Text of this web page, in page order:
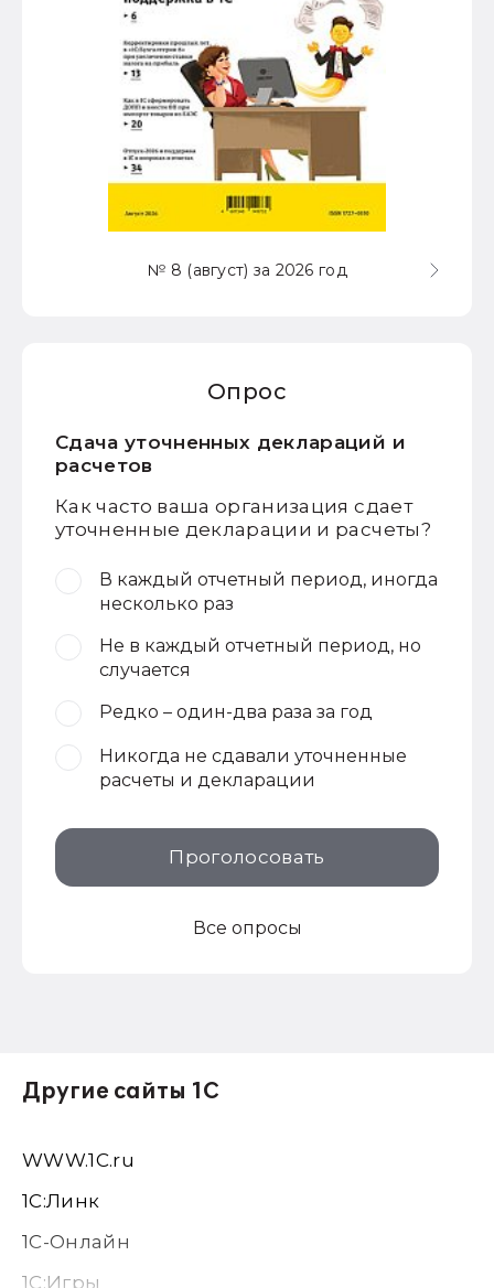
№ 8 (август) за 2026 год
Опрос
Сдача уточненных деклараций и
расчетов
Как часто ваша организация сдает
уточненные декларации и расчеты?
В каждый отчетный период, иногда
несколько раз
Не в каждый отчетный период, но
случается
Редко – один-два раза за год
Никогда не сдавали уточненные
расчеты и декларации
Проголосовать
Все опросы
Другие сайты 1С
WWW.1С.ru
1С:Линк
1С-Онлайн
1C:Игры